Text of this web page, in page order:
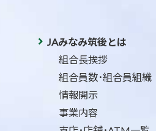
JAみなみ筑後とは
組合長挨拶
組合員数･組合員組織
情報開示
事業内容